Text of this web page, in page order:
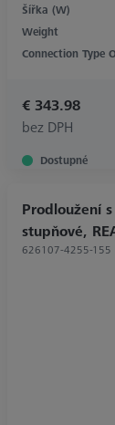
Šířka (W)
Weight
Connection Type
€ 343.98
bez DPH
Dostupné
Prodloužení
stupňové,
626107-4255-155